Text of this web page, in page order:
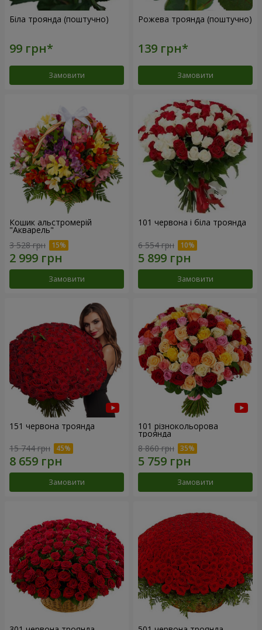
Біла троянда (поштучно)
Замовити
Рожева троянда (поштучно)
Замовити
Кошик альстромерій
"Акварель"
3 528 грн
Замовити
101 червона і біла троянда
6 554 грн
Замовити
151 червона троянда
15 744 грн
Замовити
101 різнокольорова
троянда
8 860 грн
Замовити